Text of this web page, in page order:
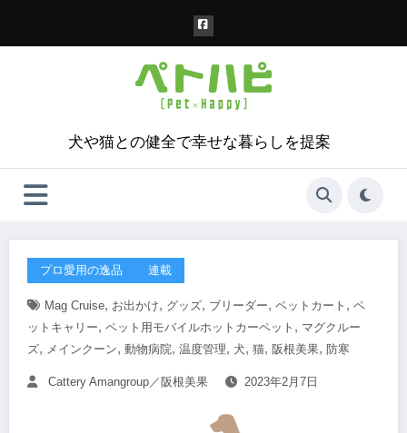
犬や猫との健全で幸せな暮らしを提案
プロ愛用の逸品 連載
Mag Cruise, お出かけ, グッズ, ブリーダー, ペットカート , ペ
ットキャリー, ペット用モバイルホットカーペット , マグクルー
ズ, メインクーン, 動物病院, 温度管理, 犬, 猫, 阪根美果, 防寒
Cattery Amangroup／阪根美果 2023年2月7日